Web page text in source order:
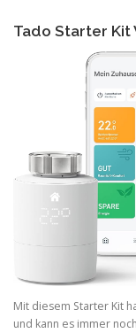
Tado Starter Kit
Mit diesem Starter Kit
und kann es immer